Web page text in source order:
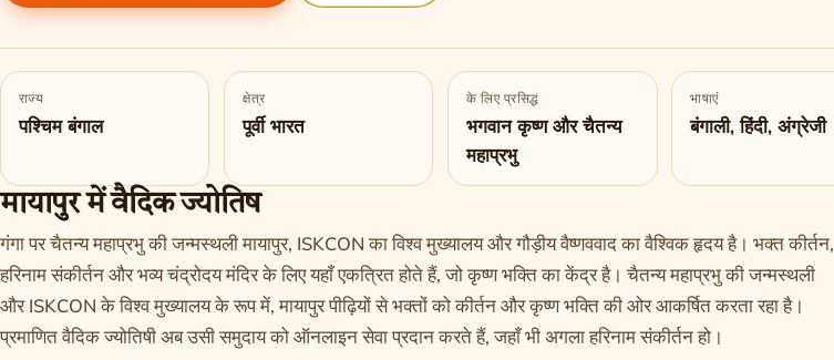
राज्य
पश्चिम बंगाल
क्षेत्र
पूर्वी भारत
के लिए प्रसिद्ध
भगवान कृष्ण और चैतन्य
महाप्रभु
भाषाएं
बंगाली, हिंदी, अंग्रेजी
मायापुर में वैदिक ज्योतिष
गंगा पर चैतन्य महाप्रभु की जन्मस्थली मायापुर, ISKCON का विश्व मुख्यालय और गौड़ीय वैष्णववाद का वैश्विक हृदय है। भक्त कीर्तन,
हरिनाम संकीर्तन और भव्य चंद्रोदय मंदिर के लिए यहाँ एकत्रित होते हैं, जो कृष्ण भक्ति का केंद्र है। चैतन्य महाप्रभु की जन्मस्थली
और ISKCON के विश्व मुख्यालय के रूप में, मायापुर पीढ़ियों से भक्तों को कीर्तन और कृष्ण भक्ति की ओर आकर्षित करता रहा है।
प्रमाणित वैदिक ज्योतिषी अब उसी समुदाय को ऑनलाइन सेवा प्रदान करते हैं, जहाँ भी अगला हरिनाम संकीर्तन हो।